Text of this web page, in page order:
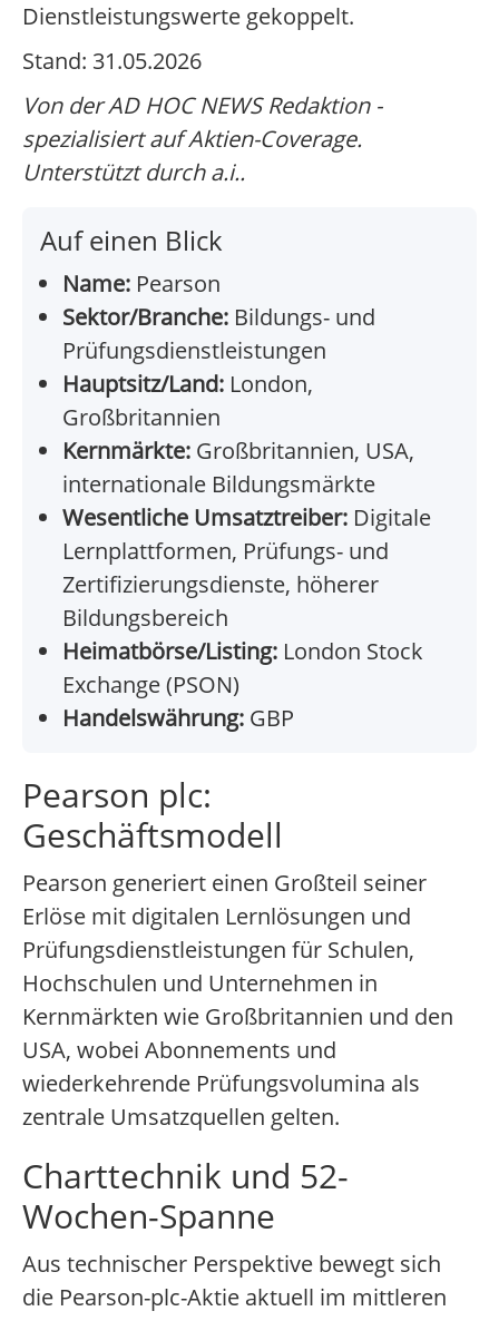
Dienstleistungswerte gekoppelt.
Stand: 31.05.2026
Von der AD HOC NEWS Redaktion -
spezialisiert auf Aktien-Coverage.
Unterstützt durch a.i..
Auf einen Blick
Name: Pearson
Sektor/Branche: Bildungs- und
Prüfungsdienstleistungen
Hauptsitz/Land: London,
Großbritannien
Kernmärkte: Großbritannien, USA,
internationale Bildungsmärkte
Wesentliche Umsatztreiber: Digitale
Lernplattformen, Prüfungs- und
Zertifizierungsdienste, höherer
Bildungsbereich
Heimatbörse/Listing: London Stock
Exchange (PSON)
Handelswährung: GBP
Pearson plc:
Geschäftsmodell
Pearson generiert einen Großteil seiner
Erlöse mit digitalen Lernlösungen und
Prüfungsdienstleistungen für Schulen,
Hochschulen und Unternehmen in
Kernmärkten wie Großbritannien und den
USA, wobei Abonnements und
wiederkehrende Prüfungsvolumina als
zentrale Umsatzquellen gelten.
Charttechnik und 52-
Wochen-Spanne
Aus technischer Perspektive bewegt sich
die Pearson-plc-Aktie aktuell im mittleren